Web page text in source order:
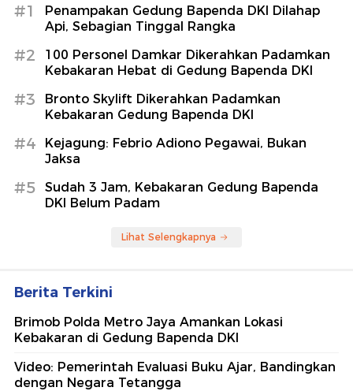
#1
Penampakan Gedung Bapenda DKI Dilahap
Api, Sebagian Tinggal Rangka
#2
100 Personel Damkar Dikerahkan Padamkan
Kebakaran Hebat di Gedung Bapenda DKI
#3
Bronto Skylift Dikerahkan Padamkan
Kebakaran Gedung Bapenda DKI
#4
Kejagung: Febrio Adiono Pegawai, Bukan
Jaksa
#5
Sudah 3 Jam, Kebakaran Gedung Bapenda
DKI Belum Padam
Lihat Selengkapnya
Berita Terkini
Brimob Polda Metro Jaya Amankan Lokasi
Kebakaran di Gedung Bapenda DKI
Video: Pemerintah Evaluasi Buku Ajar, Bandingkan
dengan Negara Tetangga